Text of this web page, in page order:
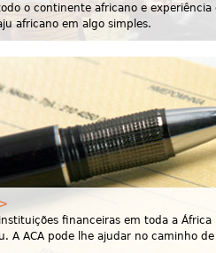
o continente africano e
africano em algo simples.
financeiras em toda a
A ACA pode lhe ajudar no caminho